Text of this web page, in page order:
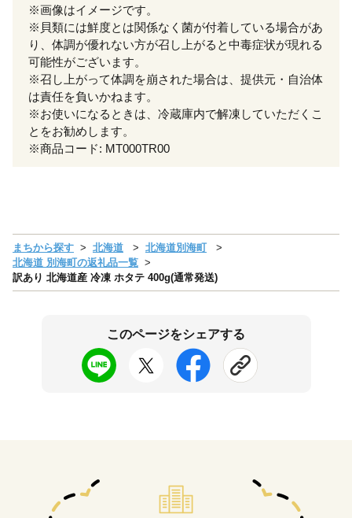
※画像はイメージです。
※貝類には鮮度とは関係なく菌が付着している場合があ
り、体調が優れない方が召し上がると中毒症状が現れる
可能性がございます。
※召し上がって体調を崩された場合は、提供元・自治体
は責任を負いかねます。
※お使いになるときは、冷蔵庫内で解凍していただくこ
とをお勧めします。
※商品コード: MT000TR00
まちから探す 北海道
北海道別海町
北海道 別海町の返礼品一覧
訳あり 北海道産 冷凍 ホタテ 400g(通常発送)
このページをシェアする